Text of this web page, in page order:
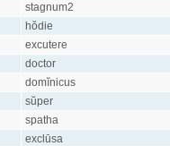
stagnum2
hŏdie
excutere
doctor
domĭnicus
sŭper
spatha
exclūsa